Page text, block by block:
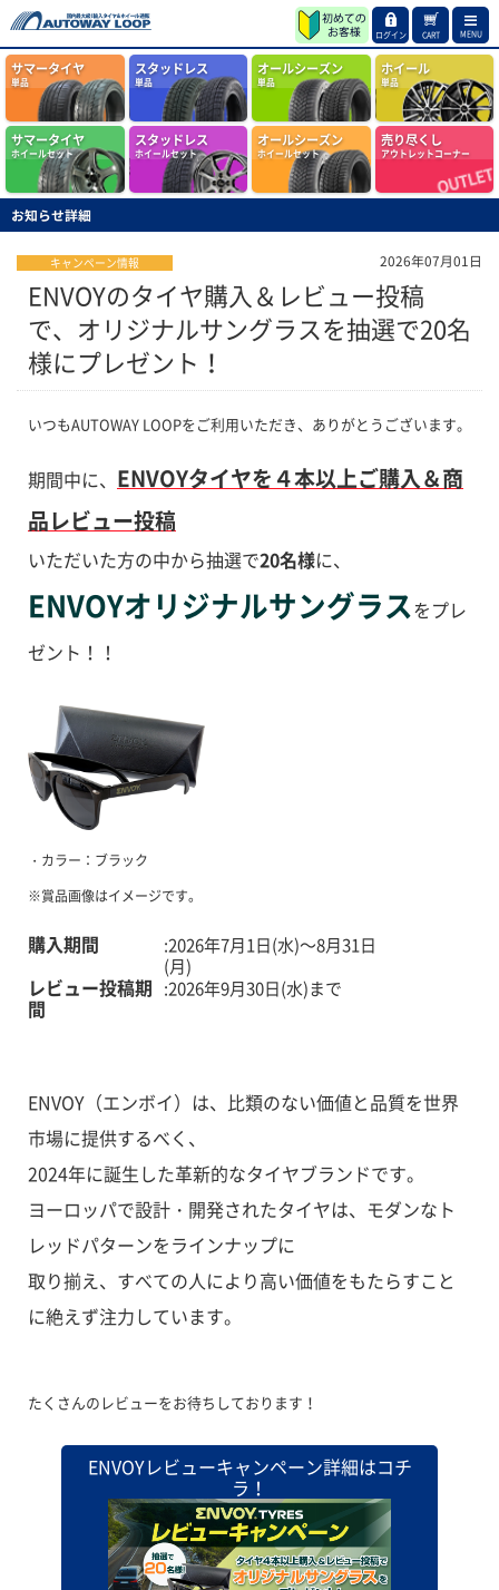
ログイン CART MENU
サマータイヤ
単品
スタッドレス
単品
オールシーズン
単品
ホイール
単品
サマータイヤ
ホイールセット
スタッドレス
ホイールセット
オールシーズン
ホイールセット
売り尽くし
アウトレットコーナー
お知らせ詳細
キャンペーン情報 2026年07月01日
ENVOYのタイヤ購入＆レビュー投稿
で、オリジナルサングラスを抽選で20名
様にプレゼント！
いつもAUTOWAY LOOPをご利用いただき、ありがとうございます。
期間中に、 ENVOYタイヤを４本以上ご購入＆商
品レビュー投稿
いただいた方の中から抽選で20名様に、
ENVOYオリジナルサングラスをプレ
ゼント！！
・カラー：ブラック
※賞品画像はイメージです。
購入期間
2026年7月1日(水)～8月31日
(月)
レビュー投稿期
間
2026年9月30日(水)まで
ENVOY（エンボイ）は、比類のない価値と品質を世界
市場に提供するべく、
2024年に誕生した革新的なタイヤブランドです。
ヨーロッパで設計・開発されたタイヤは、モダンなト
レッドパターンをラインナップに
取り揃え、すべての人により高い価値をもたらすこと
に絶えず注力しています。
たくさんのレビューをお待ちしております！
ENVOYレビューキャンペーン詳細はコチ
ラ！